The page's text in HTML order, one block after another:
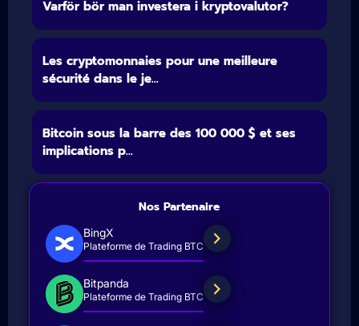
Varför bör man investera i kryptovalutor?
Les cryptomonnaies pour une meilleure
sécurité dans le je...
Bitcoin sous la barre des 100 000 $ et ses
implications p...
Nos Partenaire
BingX
Plateforme de Trading BTC
Bitpanda
Plateforme de Trading BTC